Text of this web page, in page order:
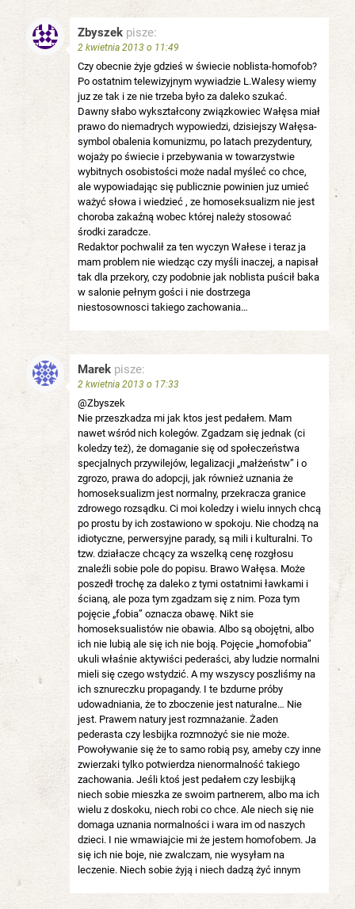
Zbyszek pisze:
2 kwietnia 2013 o 11:49
Czy obecnie żyje gdzieś w świecie noblista-homofob?
Po ostatnim telewizyjnym wywiadzie L.Walesy wiemy
juz ze tak i ze nie trzeba było za daleko szukać.
Dawny słabo wykształcony związkowiec Wałęsa miał
prawo do niemadrych wypowiedzi, dzisiejszy Wałęsa-
symbol obalenia komunizmu, po latach prezydentury,
wojaży po świecie i przebywania w towarzystwie
wybitnych osobistości może nadal myśleć co chce,
ale wypowiadając się publicznie powinien juz umieć
ważyć słowa i wiedzieć , ze homoseksualizm nie jest
choroba zakaźną wobec której należy stosować
środki zaradcze.
Redaktor pochwalił za ten wyczyn Wałese i teraz ja
mam problem nie wiedząc czy myśli inaczej, a napisał
tak dla przekory, czy podobnie jak noblista puścił baka
w salonie pełnym gości i nie dostrzega
niestosownosci takiego zachowania…
Marek pisze:
2 kwietnia 2013 o 17:33
@Zbyszek
Nie przeszkadza mi jak ktos jest pedałem. Mam
nawet wśród nich kolegów. Zgadzam się jednak (ci
koledzy też), że domaganie się od społeczeństwa
specjalnych przywilejów, legalizacji „małżeństw” i o
zgrozo, prawa do adopcji, jak również uznania że
homoseksualizm jest normalny, przekracza granice
zdrowego rozsądku. Ci moi koledzy i wielu innych chcą
po prostu by ich zostawiono w spokoju. Nie chodzą na
idiotyczne, perwersyjne parady, są mili i kulturalni. To
tzw. działacze chcący za wszelką cenę rozgłosu
znaleźli sobie pole do popisu. Brawo Wałęsa. Może
poszedł trochę za daleko z tymi ostatnimi ławkami i
ścianą, ale poza tym zgadzam się z nim. Poza tym
pojęcie „fobia” oznacza obawę. Nikt sie
homoseksualistów nie obawia. Albo są obojętni, albo
ich nie lubią ale się ich nie boją. Pojęcie „homofobia”
ukuli właśnie aktywiści pederaści, aby ludzie normalni
mieli się czego wstydzić. A my wszyscy poszliśmy na
ich sznureczku propagandy. I te bzdurne próby
udowadniania, że to zboczenie jest naturalne… Nie
jest. Prawem natury jest rozmnażanie. Żaden
pederasta czy lesbijka rozmnożyć sie nie może.
Powoływanie się że to samo robią psy, ameby czy inne
zwierzaki tylko potwierdza nienormalność takiego
zachowania. Jeśli ktoś jest pedałem czy lesbijką
niech sobie mieszka ze swoim partnerem, albo ma ich
wielu z doskoku, niech robi co chce. Ale niech się nie
domaga uznania normalności i wara im od naszych
dzieci. I nie wmawiajcie mi że jestem homofobem. Ja
się ich nie boje, nie zwalczam, nie wysyłam na
leczenie. Niech sobie żyją i niech dadzą żyć innym